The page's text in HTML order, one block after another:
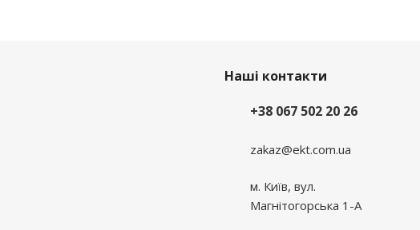
Наші контакти
+38 067 502 20 26
zakaz@ekt.com.ua
м. Київ, вул.
Магнітогорська 1-А